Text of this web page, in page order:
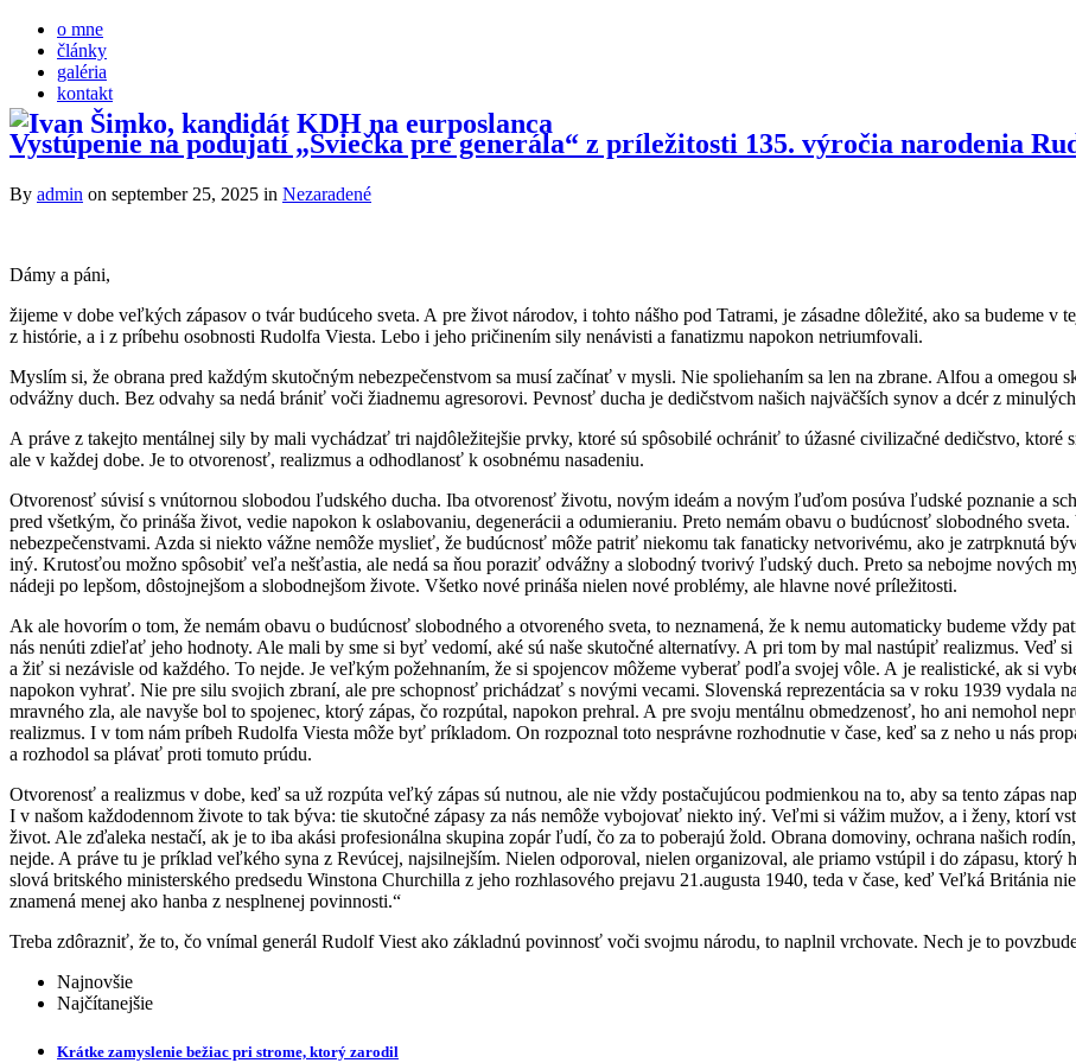
o mne
články
galéria
kontakt
Vystúpenie na podujatí „Sviečka pre generála“ z príležitosti 135. výročia narodenia
By admin on september 25, 2025 in Nezaradené
Dámy a páni,
žijeme v dobe veľkých zápasov o tvár budúceho sveta. A pre život národov, i tohto nášho pod Tatrami, je zásadne dôležité, ako sa budeme v
z histórie, a i z príbehu osobnosti Rudolfa Viesta. Lebo i jeho pričinením sily nenávisti a fanatizmu napokon netriumfovali.
Myslím si, že obrana pred každým skutočným nebezpečenstvom sa musí začínať v mysli. Nie spoliehaním sa len na zbrane. Alfou a
odvážny duch. Bez odvahy sa nedá brániť voči žiadnemu agresorovi. Pevnosť ducha je dedičstvom našich najväčších synov a dcér z
A práve z takejto mentálnej sily by mali vychádzať tri najdôležitejšie prvky, ktoré sú spôsobilé ochrániť to úžasné civilizačné dedičstvo,
ale v každej dobe. Je to otvorenosť, realizmus a odhodlanosť k osobnému nasadeniu.
Otvorenosť súvisí s vnútornou slobodou ľudského ducha. Iba otvorenosť životu, novým ideám a novým ľuďom posúva ľudské poznanie a
pred všetkým, čo prináša život, vedie napokon k oslabovaniu, degenerácii a odumieraniu. Preto nemám obavu o budúcnosť slobodného
nebezpečenstvami. Azda si niekto vážne nemôže myslieť, že budúcnosť môže patriť niekomu tak fanaticky netvorivému, ako je zatrpknutá
iný. Krutosťou možno spôsobiť veľa nešťastia, ale nedá sa ňou poraziť odvážny a slobodný tvorivý ľudský duch. Preto sa nebojme nových
nádeji po lepšom, dôstojnejšom a slobodnejšom živote. Všetko nové prináša nielen nové problémy, ale hlavne nové príležitosti.
Ak ale hovorím o tom, že nemám obavu o budúcnosť slobodného a otvoreného sveta, to neznamená, že k nemu automaticky budeme vždy
nás nenúti zdieľať jeho hodnoty. Ale mali by sme si byť vedomí, aké sú naše skutočné alternatívy. A pri tom by mal nastúpiť realizmus. Veď
a žiť si nezávisle od každého. To nejde. Je veľkým požehnaním, že si spojencov môžeme vyberať podľa svojej vôle. A je realistické, ak si
napokon vyhrať. Nie pre silu svojich zbraní, ale pre schopnosť prichádzať s novými vecami. Slovenská reprezentácia sa v roku 1939 vydala
mravného zla, ale navyše bol to spojenec, ktorý zápas, čo rozpútal, napokon prehral. A pre svoju mentálnu obmedzenosť, ho ani nemohol
realizmus. I v tom nám príbeh Rudolfa Viesta môže byť príkladom. On rozpoznal toto nesprávne rozhodnutie v čase, keď sa z neho u nás
a rozhodol sa plávať proti tomuto prúdu.
Otvorenosť a realizmus v dobe, keď sa už rozpúta veľký zápas sú nutnou, ale nie vždy postačujúcou podmienkou na to, aby sa tento zápas
I v našom každodennom živote to tak býva: tie skutočné zápasy za nás nemôže vybojovať niekto iný. Veľmi si vážim mužov, a i ženy, ktorí
život. Ale zďaleka nestačí, ak je to iba akási profesionálna skupina zopár ľudí, čo za to poberajú žold. Obrana domoviny, ochrana našich
nejde. A práve tu je príklad veľkého syna z Revúcej, najsilnejším. Nielen odporoval, nielen organizoval, ale priamo vstúpil i do zápasu, ktorý
slová britského ministerského predsedu Winstona Churchilla z jeho rozhlasového prejavu 21.augusta 1940, teda v čase, keď Veľká Británia
znamená menej ako hanba z nesplnenej povinnosti.“
Treba zdôrazniť, že to, čo vnímal generál Rudolf Viest ako základnú povinnosť voči svojmu národu, to naplnil vrchovate. Nech je to
Najnovšie
Najčítanejšie
Krátke zamyslenie bežiac pri strome, ktorý zarodil